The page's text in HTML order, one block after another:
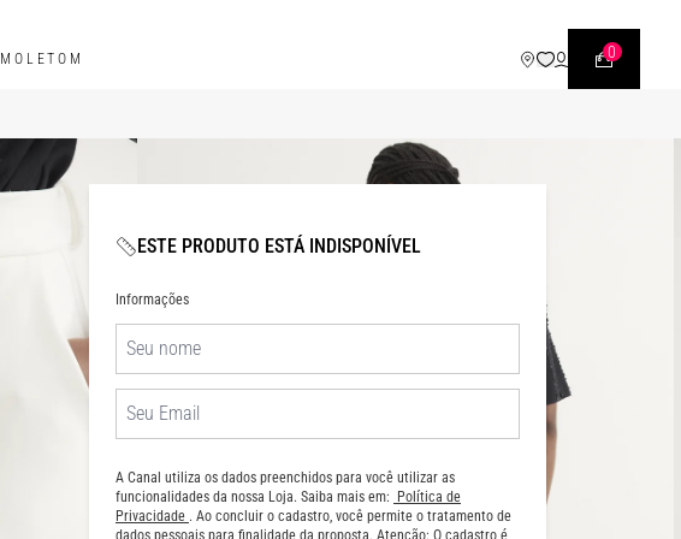
MOLETOM 0
ESTE PRODUTO ESTÁ INDISPONÍVEL
Informações
A Canal utiliza os dados preenchidos para você utilizar as
funcionalidades da nossa Loja. Saiba mais em:
Política de
Privacidade . Ao concluir o cadastro, você permite o tratamento de
dados pessoais para finalidade da proposta. Atenção: O cadastro é